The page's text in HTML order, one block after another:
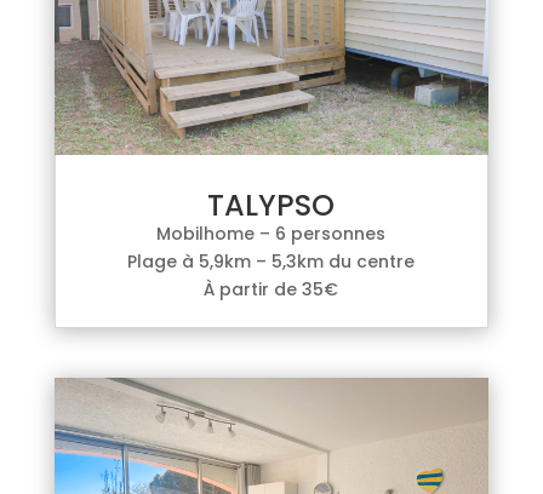
TALYPSO
Mobilhome – 6 personnes
Plage à 5,9km – 5,3km du centre
À partir de 35€